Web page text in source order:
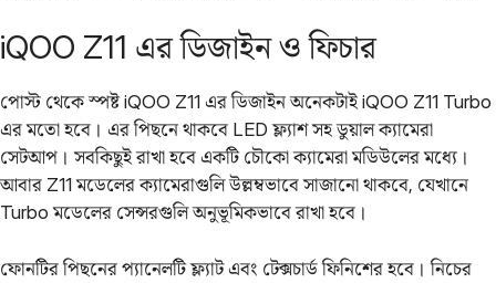
iQOO Z11 এর ডিজাইন ও ফিচার
পোস্ট থেকে স্পষ্ট iQOO Z11 এর ডিজাইন অনেকটাই iQOO Z11 Turbo
এর মতো হবে। এর পিছনে‌ থাকবে LED ফ্ল্যাশ সহ ডুয়াল ক্যামেরা
সেটআপ। সবকিছুই রাখা হবে একটি চৌকো ক্যামেরা মডিউলের মধ্যে।
আবার Z11 মডেলের ক্যামেরাগুলি উল্লম্বভাবে সাজানো থাকবে, যেখানে
Turbo মডেলের সেন্সরগুলি অনুভূমিকভাবে রাখা হবে।
ফোনটির পিছনের প্যানেলটি ফ্ল্যাট এবং টেক্সচার্ড ফিনিশের হবে। নিচের